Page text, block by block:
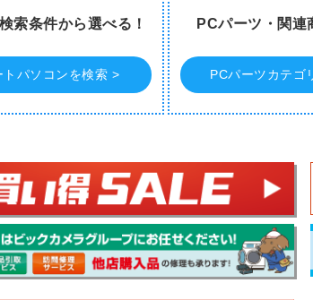
索条件から選べる！
トパソコンを検索 >
PCパーツ・関連
PCパーツカテゴ